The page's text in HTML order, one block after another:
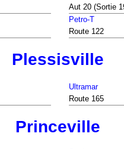
Aut 20 (Sortie
Petro-T
Route 122
Plessisville
Ultramar
Route 165
Princeville